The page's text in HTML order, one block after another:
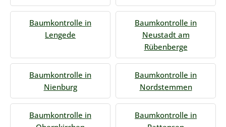
Baumkontrolle in
Lengede
Baumkontrolle in
Neustadt am
Rübenberge
Baumkontrolle in
Nienburg
Baumkontrolle in
Nordstemmen
Baumkontrolle in
Baumkontrolle in